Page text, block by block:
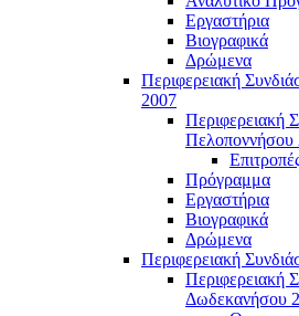
Εργαστήρια
Βιογραφικά
Δρώμενα
Περιφερειακή
2007
Περιφερειακή
Πελοποννήσου
Πρόγραμμα
Εργαστήρια
Βιογραφικά
Δρώμενα
Περιφερειακή
Περιφερειακή
Δωδεκανήσου